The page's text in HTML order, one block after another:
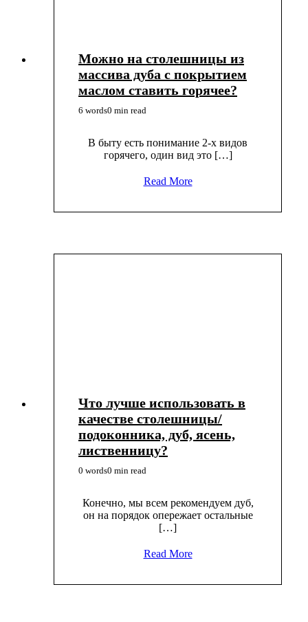
Можно на столешницы из
массива дуба с покрытием
маслом ставить горячее?
6 words0 min read
В быту есть понимание 2-х видов
горячего, один вид это […]
Read More
Что лучше использовать в
качестве столешницы/
подоконника, дуб, ясень,
лиственницу?
0 words0 min read
Конечно, мы всем рекомендуем дуб,
он на порядок опережает остальные
[…]
Read More